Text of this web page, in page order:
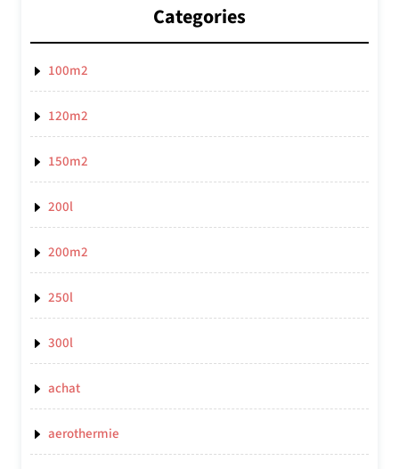
Categories
100m2
120m2
150m2
200l
200m2
250l
300l
achat
aerothermie